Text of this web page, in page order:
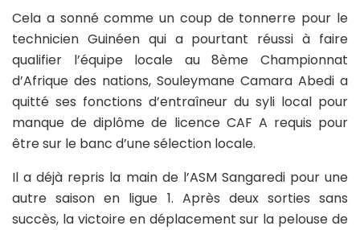
Cela a sonné comme un coup de tonnerre pour le
technicien Guinéen qui a pourtant réussi à faire
qualifier l’équipe locale au 8ème Championnat
d’Afrique des nations, Souleymane Camara Abedi a
quitté ses fonctions d’entraîneur du syli local pour
manque de diplôme de licence CAF A requis pour
être sur le banc d’une sélection locale.
Il a déjà repris la main de l’ASM Sangaredi pour une
autre saison en ligue 1. Après deux sorties sans
succès, la victoire en déplacement sur la pelouse de